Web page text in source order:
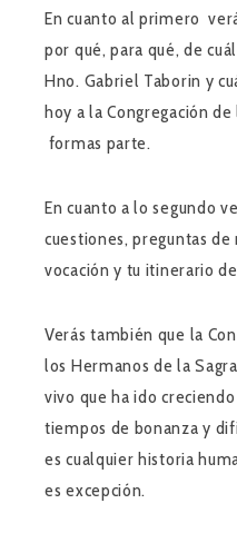
En cuanto al primero
por qué, para qué, de
Hno. Gabriel Taborin y
hoy a la Congregación
formas parte.
En cuanto a lo segundo
cuestiones, preguntas
vocación y tu itinerario
Verás también que la
los Hermanos de la
vivo que ha ido
tiempos de bonanza y
es cualquier historia
es excepción.